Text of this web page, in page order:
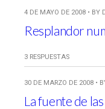
4 DE MAYO DE 2008 • BY
Resplandor
3 RESPUESTAS
30 DE MARZO DE 2008 •
La fuente de